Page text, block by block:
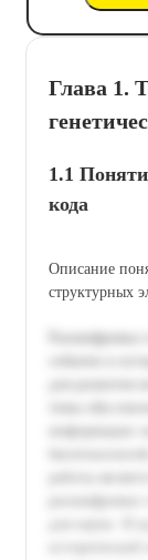
Глава 1.
1.1
кода
Описание
структурных